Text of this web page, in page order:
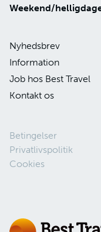
Weekend/
Nyhedsbrev
Information
Job hos Best Travel
Kontakt os
Betingelser
Privatlivspolitik
Cookies